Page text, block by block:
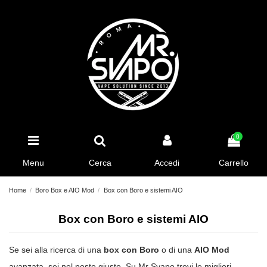
Menu Cerca Accedi
0
Carrello
Home Boro Box e AIO Mod Box con Boro e sistemi AIO
Box con Boro e sistemi AIO
Se sei alla ricerca di una box con Boro o di una AIO Mod